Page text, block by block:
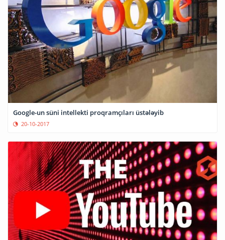
Google-un süni intellekti proqramçıları üstələyib
20-10-2017